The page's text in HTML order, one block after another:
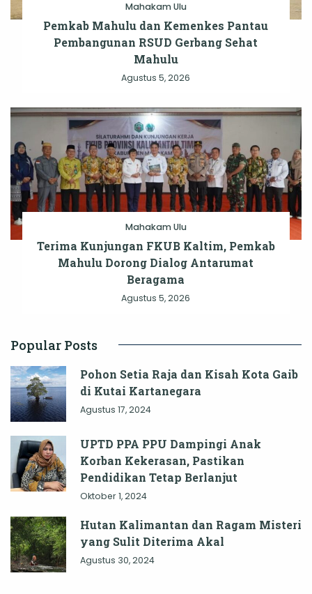
Mahakam Ulu
Pemkab Mahulu dan Kemenkes Pantau
Pembangunan RSUD Gerbang Sehat
Mahulu
Agustus 5, 2026
Mahakam Ulu
Terima Kunjungan FKUB Kaltim, Pemkab
Mahulu Dorong Dialog Antarumat
Beragama
Agustus 5, 2026
Popular Posts
Pohon Setia Raja dan Kisah Kota Gaib
di Kutai Kartanegara
Agustus 17, 2024
UPTD PPA PPU Dampingi Anak
Korban Kekerasan, Pastikan
Pendidikan Tetap Berlanjut
Oktober 1, 2024
Hutan Kalimantan dan Ragam Misteri
yang Sulit Diterima Akal
Agustus 30, 2024